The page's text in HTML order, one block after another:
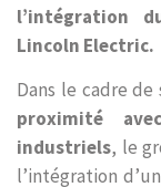
l’intégration
Lincoln Electric.
Dans le cadre de
proximité
industriels, le
l’intégration